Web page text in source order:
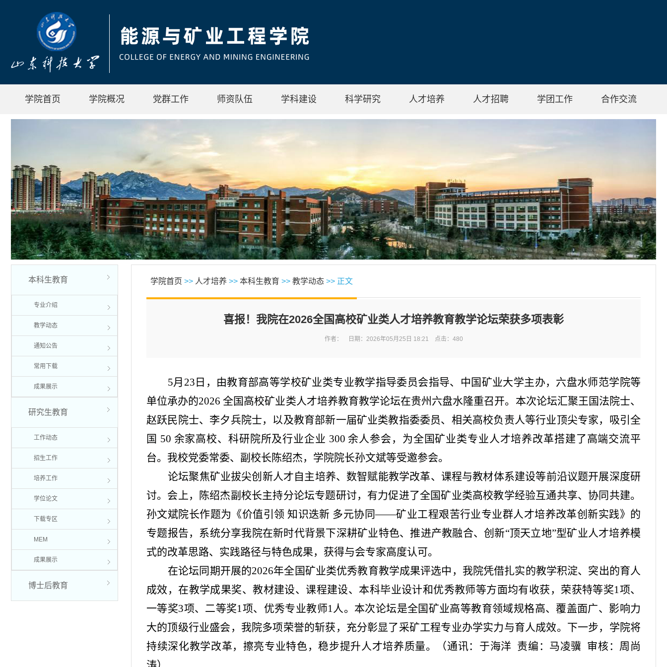
学院首页 学院概况 党群工作 师资队伍 学科建设 科学研究 人才培养 人才招聘 学团工作 合作交流
本科生教育
专业介绍
教学动态
通知公告
常用下载
成果展示
研究生教育
工作动态
招生工作
培养工作
学位论文
下载专区
MEM
成果展示
博士后教育
学院首页 >> 人才培养 >> 本科生教育 >> 教学动态 >> 正文
喜报！我院在2026全国高校矿业类人才培养教育教学论坛荣获多项表彰
作者： 日期：2026年05月25日 18:21 点击： 480
5月23日，由教育部高等学校矿业类专业教学指导委员会指导、中国矿业大学主办，六盘水师范学院等
单位承办的2026 全国高校矿业类人才培养教育教学论坛在贵州六盘水隆重召开。本次论坛汇聚王国法院士、
赵跃民院士、李夕兵院士，以及教育部新一届矿业类教指委委员、相关高校负责人等行业顶尖专家，吸引全
国 50 余家高校、科研院所及行业企业 300 余人参会，为全国矿业类专业人才培养改革搭建了高端交流平
台。我校党委常委、副校长陈绍杰，学院院长孙文斌等受邀参会。
论坛聚焦矿业拔尖创新人才自主培养、数智赋能教学改革、课程与教材体系建设等前沿议题开展深度研
讨。会上，陈绍杰副校长主持分论坛专题研讨，有力促进了全国矿业类高校教学经验互通共享、协同共建。
孙文斌院长作题为《价值引领 知识迭新 多元协同——矿业工程艰苦行业专业群人才培养改革创新实践》的
专题报告，系统分享我院在新时代背景下深耕矿业特色、推进产教融合、创新“顶天立地”型矿业人才培养模
式的改革思路、实践路径与特色成果，获得与会专家高度认可。
在论坛同期开展的2026年全国矿业类优秀教育教学成果评选中，我院凭借扎实的教学积淀、突出的育人
成效，在教学成果奖、教材建设、课程建设、本科毕业设计和优秀教师等方面均有收获，荣获特等奖1项、
一等奖3项、二等奖1项、优秀专业教师1人。本次论坛是全国矿业高等教育领域规格高、覆盖面广、影响力
大的顶级行业盛会，我院多项荣誉的斩获，充分彰显了采矿工程专业办学实力与育人成效。下一步，学院将
持续深化教学改革，擦亮专业特色，稳步提升人才培养质量。（通讯：于海洋 责编：马凌骥 审核：周尚